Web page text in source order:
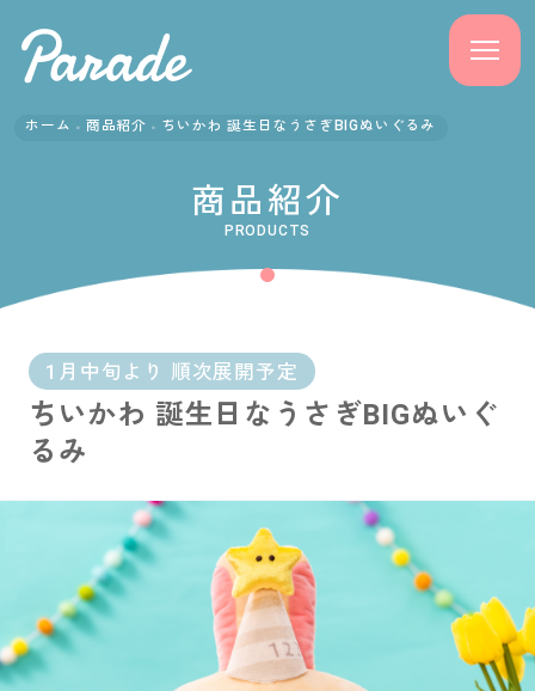
よくある質問
会社概要
採用情報
お問い合わせ
PRIZE 公式 X
ホーム 商品紹介 ちいかわ 誕生日なうさぎBIGぬいぐるみ
商品紹介
PRODUCTS
1月中旬より 順次展開予定
ちいかわ 誕生日なうさぎBIGぬいぐ
るみ